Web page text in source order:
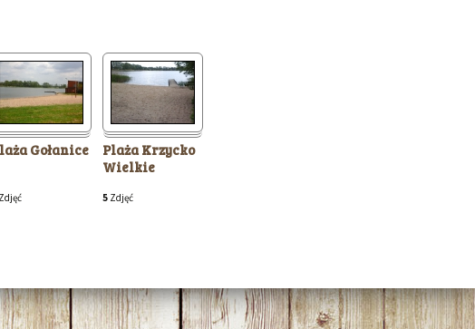
Gołanice
Zdjęć
Plaża Krzycko
Wielkie
5 Zdjęć